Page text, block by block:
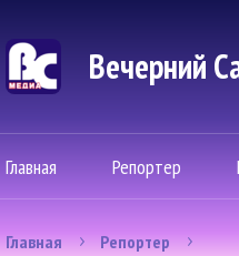
Вечерний
Главная Репортер
Главная
Репортер